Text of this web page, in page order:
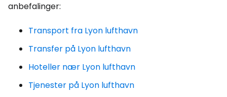
anbefalinger:
Transport fra Lyon lufthavn
Transfer på Lyon lufthavn
Hoteller nær Lyon lufthavn
Tjenester på Lyon lufthavn